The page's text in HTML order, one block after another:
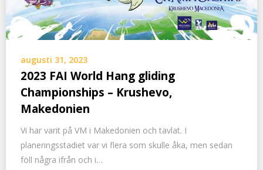
augusti 31, 2023
2023 FAI World Hang gliding
Championships – Krushevo,
Makedonien
Vi har varit på VM i Makedonien och tävlat. I
planeringsstadiet var vi flera som skulle åka, men sedan
föll några ifrån och i…